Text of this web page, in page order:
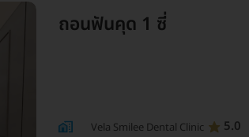
ถอนฟันคุด 1 ซี่
Vela Smilee Dental Clinic 5.0